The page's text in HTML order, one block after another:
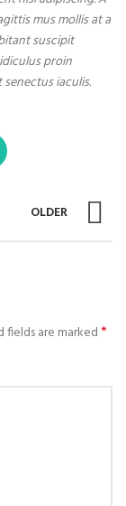
mus mollis at a
suscipit
proin
iaculis.
OLDER
fields are marked*